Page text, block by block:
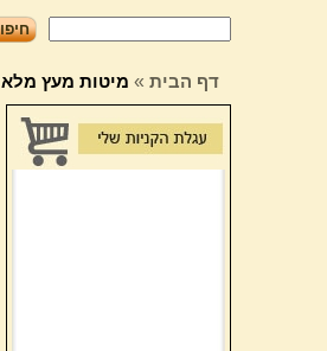
דף הבית » מיטות מעץ מלא